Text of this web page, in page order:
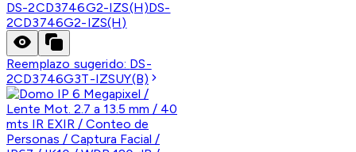
DS-2CD3746G2-IZS(H)DS-
2CD3746G2-IZS(H)
Reemplazo sugerido: DS-
2CD3746G3T-IZSUY(B)